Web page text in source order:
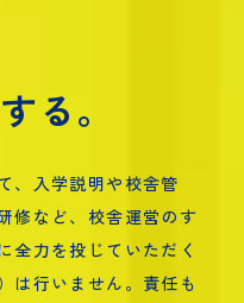
る。
、入学説明や校舎管
修など、校舎運営のす
全力を投じていただく
は行いません。責任も